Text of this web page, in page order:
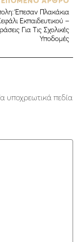
Έπεσαν Πλακάκια
Εκπαιδευτικού –
Για Τις Σχολικές
Υποδομές
υποχρεωτικά πεδία